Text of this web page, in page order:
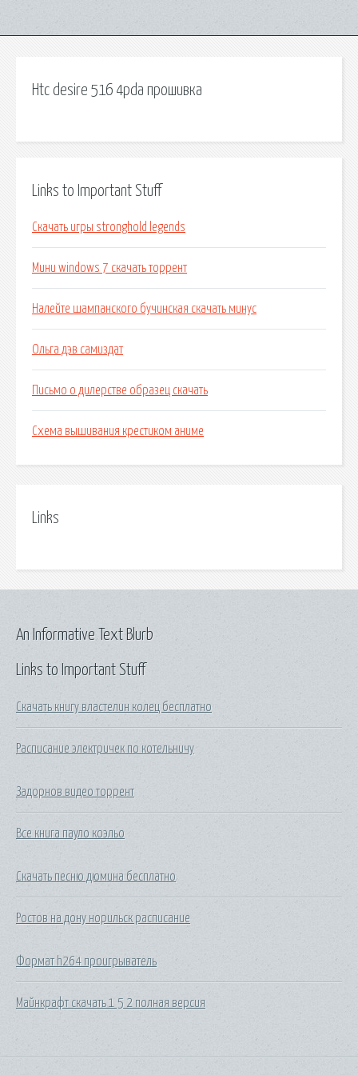
Htc desire 516 4pda прошивка
Links to Important Stuff
Скачать игры stronghold legends
Мини windows 7 скачать торрент
Налейте шампанского бучинская скачать минус
Ольга дэв самиздат
Письмо о дилерстве образец скачать
Схема вышивания крестиком аниме
Links
Links to Important Stuff
Скачать книгу властелин колец бесплатно
Расписание электричек по котельничу
Задорнов видео торрент
Все книга пауло коэльо
Скачать песню дюмина бесплатно
Ростов на дону норильск расписание
Формат h264 проигрыватель
Майнкрафт скачать 1 5 2 полная версия
An Informative Text Blurb